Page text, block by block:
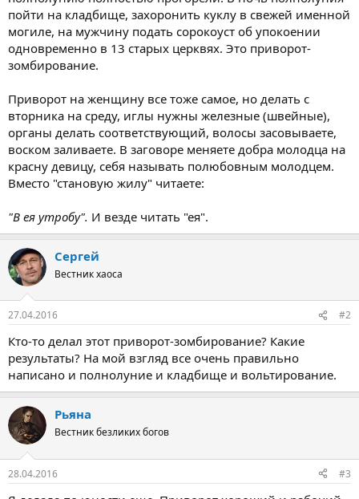
пойти на кладбище, захоронить куклу в свежей именной
могиле, на мужчину подать сорокоуст об упокоении
одновременно в 13 старых церквях. Это приворот-
зомбирование.
Приворот на женщину все тоже самое, но делать с
вторника на среду, иглы нужны железные (швейные),
органы делать соответствующий, волосы засовываете,
воском заливаете. В заговоре меняете добра молодца на
красну девицу, себя называть полюбовным молодцем.
Вместо "становую жилу" читаете:
"В ея утробу". И везде читать "ея".
Сергей
Вестник хаоса
27.04.2016 #2
Кто-то делал этот приворот-зомбирование? Какие
результаты? На мой взгляд все очень правильно
написано и полнолуние и кладбище и вольтирование.
Рьяна
Вестник безликих богов
28.04.2016 #3